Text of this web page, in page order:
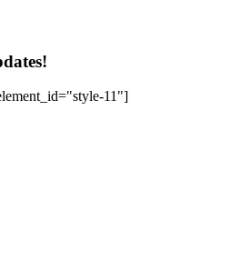
11"]